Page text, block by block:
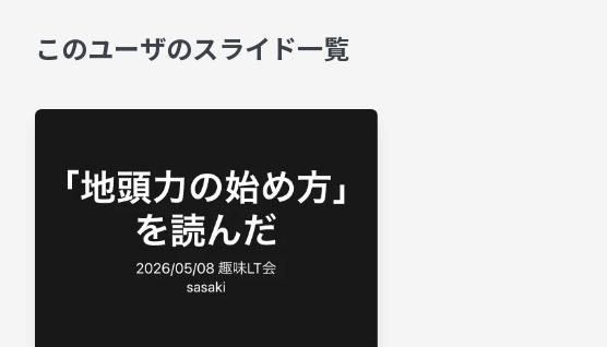
このユーザのスライド一覧